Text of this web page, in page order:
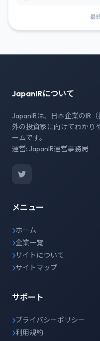
最
JapanIRについて
JapanIRは、日本企業のIR
外の投資家に向けてわかり
ームです。
運営: JapanIR運営事務局
メニュー
ホーム
企業一覧
サイトについて
サイトマップ
サポート
プライバシーポリシー
利用規約